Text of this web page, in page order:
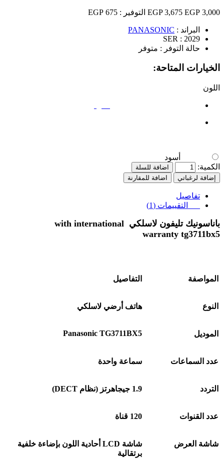
3,000 EGP
3,675 EGP التوفير : 675 EGP
البراند : PANASONIC
SER : 2029
حالة التوفر : متوفر
الخيارات المتاحة:
اللون
أسود
الكمية:
اضافة للسلة
إضافة لرغباتي
اضافة للمقارنة
تفاصيل
التقييمات (1)
باناسونيك تليفون لاسلكي with international
warranty tg3711bx5
المواصفة التفاصيل
النوع هاتف أرضي لاسلكي
الموديل Panasonic TG3711BX5
عدد السماعات سماعة واحدة
التردد 1.9 جيجاهرتز (نظام
عدد القنوات 120 قناة
شاشة العرض شاشة
أحادية اللون بإضاءة خلفية
برتقالية